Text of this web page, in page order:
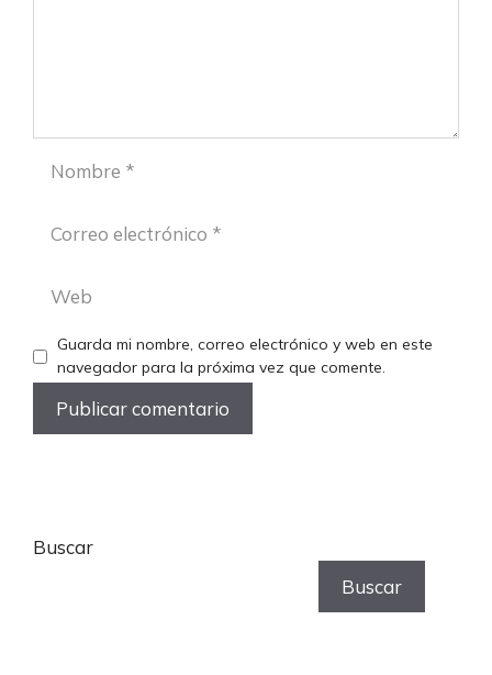
Nombre
electrónico
Guarda mi nombre, correo electrónico y web en este
navegador para la próxima vez que comente.
Buscar
Buscar